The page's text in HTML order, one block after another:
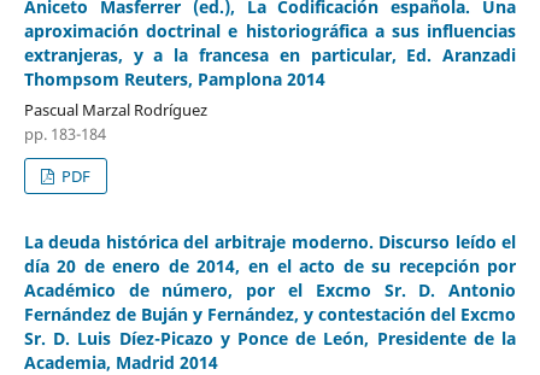
Aniceto Masferrer (ed.), La Codificación española. Una
aproximación doctrinal e historiográfica a sus influencias
extranjeras, y a la francesa en particular, Ed. Aranzadi
Thompsom Reuters, Pamplona 2014
Pascual Marzal Rodríguez
pp. 183-184
PDF
La deuda histórica del arbitraje moderno. Discurso leído el
día 20 de enero de 2014, en el acto de su recepción por
Académico de número, por el Excmo Sr. D. Antonio
Fernández de Buján y Fernández, y contestación del Excmo
Sr. D. Luis Díez-Picazo y Ponce de León, Presidente de la
Academia, Madrid 2014